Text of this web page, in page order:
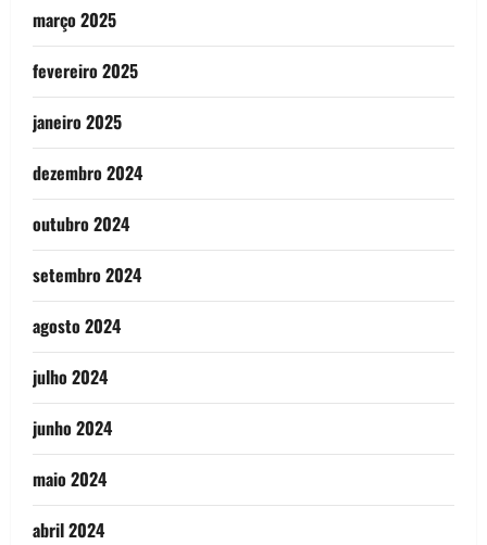
março 2025
fevereiro 2025
janeiro 2025
dezembro 2024
outubro 2024
setembro 2024
agosto 2024
julho 2024
junho 2024
maio 2024
abril 2024